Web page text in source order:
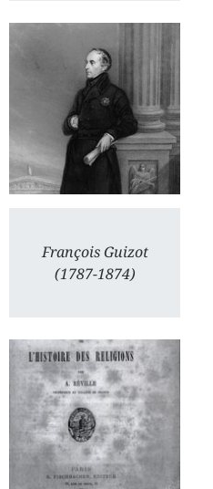
François Guizot
(1787-1874)